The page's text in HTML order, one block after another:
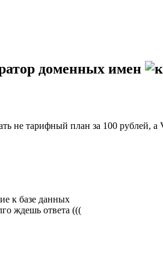
доменных имен
не тарифный план за 100 рублей, а
к базе данных
ждешь ответа (((